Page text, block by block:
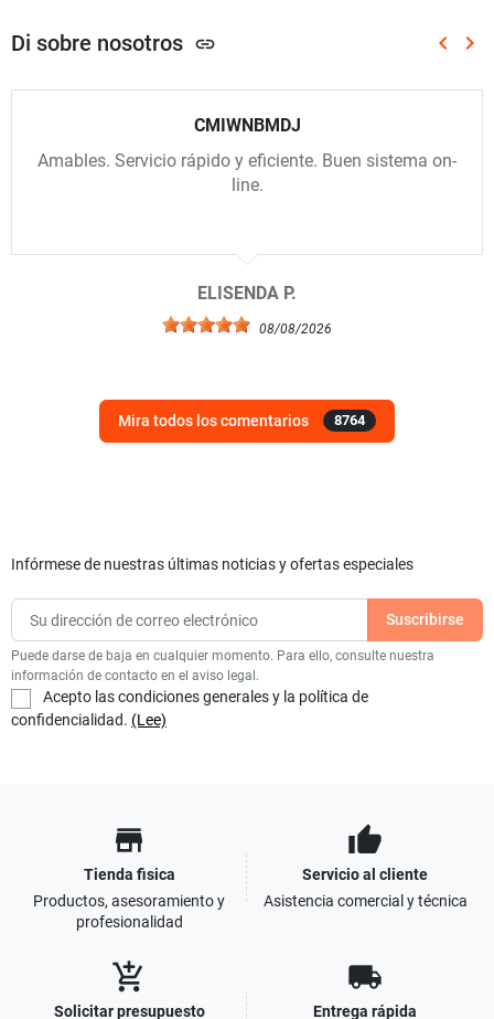
Di sobre nosotros link keyboard_arrow_left keyboard_arrow_right
CMIWNBMDJ
Amables. Servicio rápido y eficiente. Buen sistema on-
line.
ELISENDA P.
08/08/2026
Mira todos los comentarios 8764
Infórmese de nuestras últimas noticias y ofertas especiales
Puede darse de baja en cualquier momento. Para ello, consulte nuestra
información de contacto en el aviso legal.
Acepto las condiciones generales y la política de
confidencialidad. (Lee)
store
Tienda fisica
Productos, asesoramiento y
profesionalidad
thumb_up
Servicio al cliente
Asistencia comercial y técnica
add_shopping_cart
Solicitar presupuesto
local_shipping
Entrega rápida